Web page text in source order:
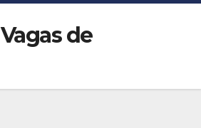
Vagas de